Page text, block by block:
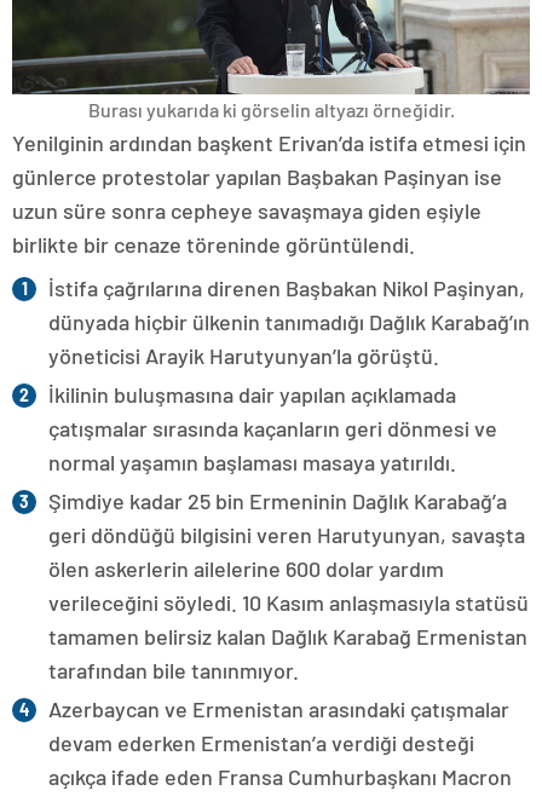
Burası yukarıda ki görselin altyazı örneğidir.
Yenilginin ardından başkent Erivan’da istifa etmesi için
günlerce protestolar yapılan Başbakan Paşinyan ise
uzun süre sonra cepheye savaşmaya giden eşiyle
birlikte bir cenaze töreninde görüntülendi.
İstifa çağrılarına direnen Başbakan Nikol Paşinyan,
dünyada hiçbir ülkenin tanımadığı Dağlık Karabağ’ın
yöneticisi Arayik Harutyunyan’la görüştü.
İkilinin buluşmasına dair yapılan açıklamada
çatışmalar sırasında kaçanların geri dönmesi ve
normal yaşamın başlaması masaya yatırıldı.
Şimdiye kadar 25 bin Ermeninin Dağlık Karabağ’a
geri döndüğü bilgisini veren Harutyunyan, savaşta
ölen askerlerin ailelerine 600 dolar yardım
verileceğini söyledi. 10 Kasım anlaşmasıyla statüsü
tamamen belirsiz kalan Dağlık Karabağ Ermenistan
tarafından bile tanınmıyor.
Azerbaycan ve Ermenistan arasındaki çatışmalar
devam ederken Ermenistan’a verdiği desteği
açıkça ifade eden Fransa Cumhurbaşkanı Macron